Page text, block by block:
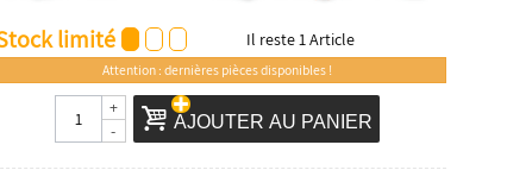
limité Il reste1Article
Attention : dernières pièces disponibles !
-
+
AJOUTER AU PANIER